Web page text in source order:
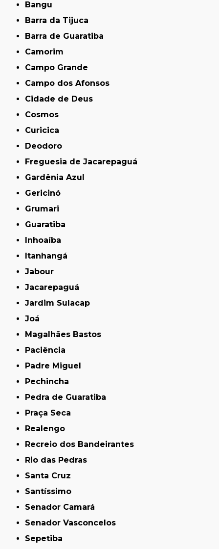
Bangu
Barra da Tijuca
Barra de Guaratiba
Camorim
Campo Grande
Campo dos Afonsos
Cidade de Deus
Cosmos
Curicica
Deodoro
Freguesia de Jacarepaguá
Gardênia Azul
Gericinó
Grumari
Guaratiba
Inhoaíba
Itanhangá
Jabour
Jacarepaguá
Jardim Sulacap
Joá
Magalhães Bastos
Paciência
Padre Miguel
Pechincha
Pedra de Guaratiba
Praça Seca
Realengo
Recreio dos Bandeirantes
Rio das Pedras
Santa Cruz
Santíssimo
Senador Camará
Senador Vasconcelos
Sepetiba